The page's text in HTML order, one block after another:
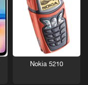
Nokia 5210